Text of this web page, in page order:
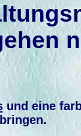
und eine